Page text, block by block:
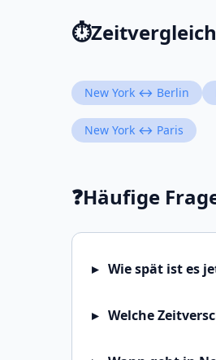
⏱️
New York ↔ Berlin
New York ↔ Paris
❓Häufige
Wie spät ist es
Welche